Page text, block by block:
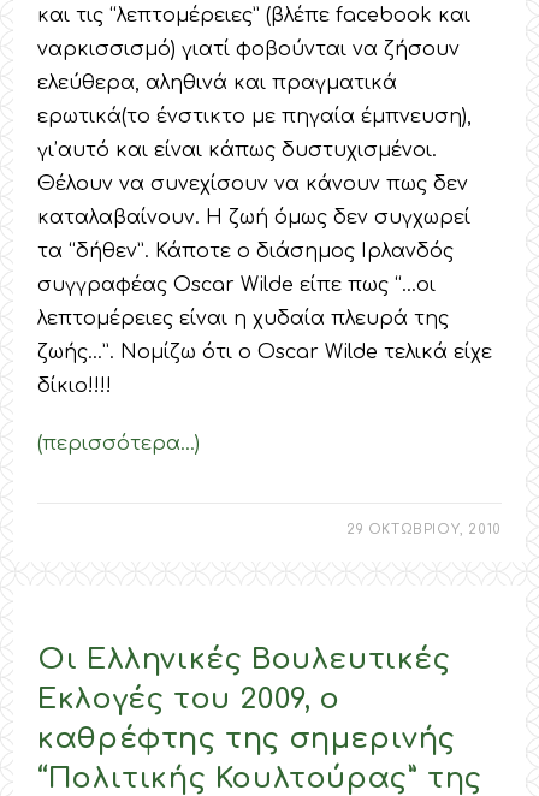
και τις “λεπτομέρειες” (βλέπε facebook και
ναρκισσισμό) γιατί φοβούνται να ζήσουν
ελεύθερα, αληθινά και πραγματικά
ερωτικά(το ένστικτο με πηγαία έμπνευση),
γι’αυτό και είναι κάπως δυστυχισμένοι.
Θέλουν να συνεχίσουν να κάνουν πως δεν
καταλαβαίνουν. Η ζωή όμως δεν συγχωρεί
τα “δήθεν”. Κάποτε ο διάσημος Ιρλανδός
συγγραφέας Oscar Wilde είπε πως “…οι
λεπτομέρειες είναι η χυδαία πλευρά της
ζωής…”. Νομίζω ότι ο Oscar Wilde τελικά είχε
δίκιο!!!!
(περισσότερα…)
29 ΟΚΤΩΒΡΙΟΥ, 2010
Οι Ελληνικές Βουλευτικές
Εκλογές του 2009, ο
καθρέφτης της σημερινής
“Πολιτικής Κουλτούρας” της